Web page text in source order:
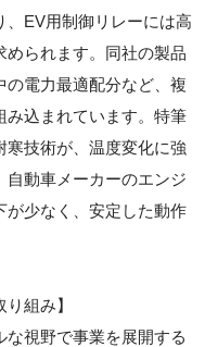
、EV用制御リレーには高
められます。同社の製品
の電力最適配分など、複
み込まれています。特筆
技術が、温度変化に強
自動車メーカーのエンジ
が少なく、安定した動作
組み】
視野で事業を展開する